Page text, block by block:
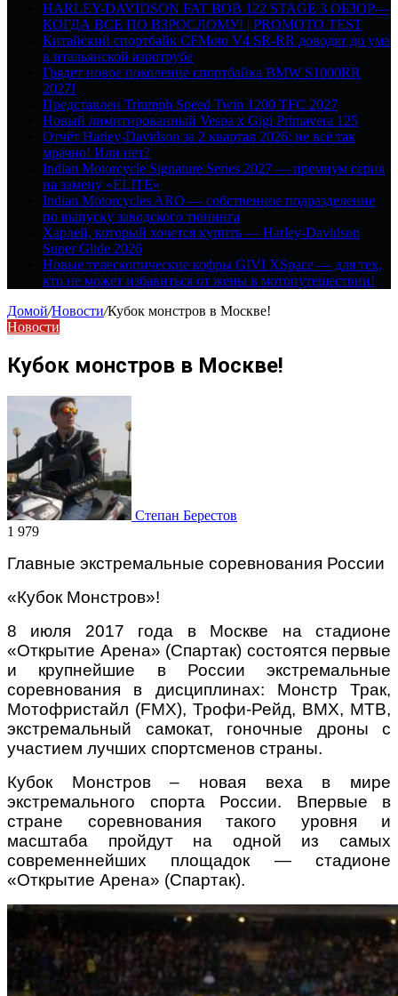
HARLEY-DAVIDSON FAT BOB 122 STAGE 3 ОБЗОР—
КОГДА ВСЕ ПО ВЗРОСЛОМУ! | PROMOTO TEST
Китайский спортбайк CFMoto V4 SR-RR доводят до ума
в итальянской аэротрубе
Грядет новое поколение спортбайка BMW S1000RR
2027!
Представлен Triumph Speed Twin 1200 TFC 2027
Новый лимитированный Vespa x Gigi Primavera 125
Отчёт Harley-Davidson за 2 квартал 2026: не всё так
мрачно! Или нет?
Indian Motorcycle Signature Series 2027 — премиум серия
на замену «ELITE»
Indian Motorcycles ARO — собственное подразделение
по выпуску заводского тюнинга
Харлей, который хочется купить — Harley-Davidson
Super Glide 2026
Новые телескопические кофры GIVI XSpace — для тех,
кто не может избавиться от жены в мотопутешествии!
Домой/Новости/Кубок монстров в Москве!
Новости
Кубок монстров в Москве!
Степан Берестов
1 979
Главные экстремальные соревнования России
«Кубок Монстров»!
8 июля 2017 года в Москве на стадионе
«Открытие Арена» (Спартак) состоятся первые
и крупнейшие в России экстремальные
соревнования в дисциплинах: Монстр Трак,
Мотофристайл (FMX), Трофи-Рейд, BMX, MTB,
экстремальный самокат, гоночные дроны с
участием лучших спортсменов страны.
Кубок Монстров– новая веха в мире
экстремального спорта России. Впервые в
стране соревнования такого уровня и
масштаба пройдут на одной из самых
современнейших площадок — стадионе
«Открытие Арена» (Спартак).